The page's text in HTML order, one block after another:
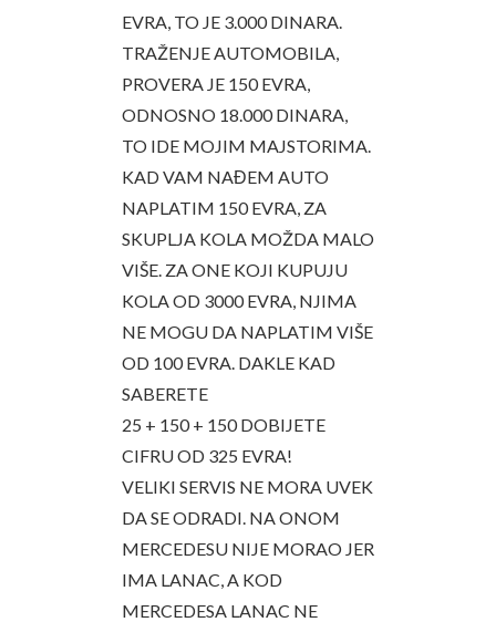
EVRA, TO JE 3.000 DINARA.
TRAŽENJE AUTOMOBILA,
PROVERA JE 150 EVRA,
ODNOSNO 18.000 DINARA,
TO IDE MOJIM MAJSTORIMA.
KAD VAM NAĐEM AUTO
NAPLATIM 150 EVRA, ZA
SKUPLJA KOLA MOŽDA MALO
VIŠE. ZA ONE KOJI KUPUJU
KOLA OD 3000 EVRA, NJIMA
NE MOGU DA NAPLATIM VIŠE
OD 100 EVRA. DAKLE KAD
SABERETE
25 + 150 + 150 DOBIJETE
CIFRU OD 325 EVRA!
VELIKI SERVIS NE MORA UVEK
DA SE ODRADI. NA ONOM
MERCEDESU NIJE MORAO JER
IMA LANAC, A KOD
MERCEDESA LANAC NE